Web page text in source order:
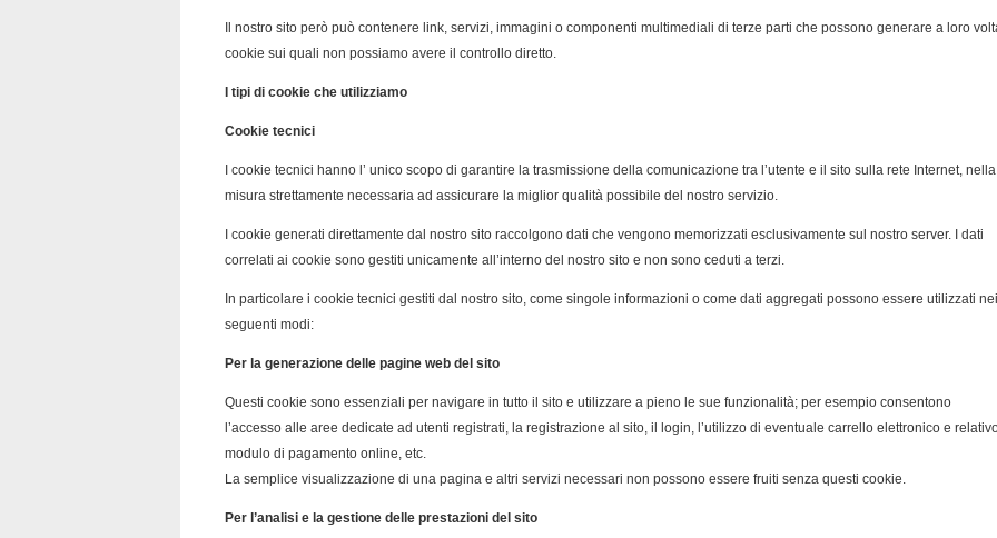
Il nostro sito però può contenere link, servizi, immagini o componenti multimediali di terze parti che possono generare a loro
cookie sui quali non possiamo avere il controllo diretto.
I tipi di cookie che utilizziamo
Cookie tecnici
I cookie tecnici hanno l’ unico scopo di garantire la trasmissione della comunicazione tra l’utente e il sito sulla rete Internet, nella
misura strettamente necessaria ad assicurare la miglior qualità possibile del nostro servizio.
I cookie generati direttamente dal nostro sito raccolgono dati che vengono memorizzati esclusivamente sul nostro server. I dati
correlati ai cookie sono gestiti unicamente all’interno del nostro sito e non sono ceduti a terzi.
In particolare i cookie tecnici gestiti dal nostro sito, come singole informazioni o come dati aggregati possono essere utilizzati nei
seguenti modi:
Per la generazione delle pagine web del sito
Questi cookie sono essenziali per navigare in tutto il sito e utilizzare a pieno le sue funzionalità; per esempio consentono
l’accesso alle aree dedicate ad utenti registrati, la registrazione al sito, il login, l’utilizzo di eventuale carrello elettronico e
modulo di pagamento online, etc.
La semplice visualizzazione di una pagina e altri servizi necessari non possono essere fruiti senza questi cookie.
Per l’analisi e la gestione delle prestazioni del sito